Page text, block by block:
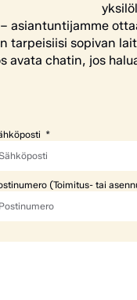
asiantuntijamme
tarpeisiisi sopivan
avata chatin, jos
(Toimitus- tai